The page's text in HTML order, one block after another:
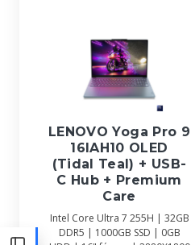
LENOVO Yoga Pro 9
16IAH10 OLED
(Tidal Teal) + USB-
C Hub + Premium
Care
Intel Core Ultra 7 255H | 32GB
DDR5 | 1000GB SSD | 0GB